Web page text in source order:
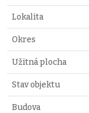
Lokalita
Okres
Užitná plocha
Stav objektu
Budova